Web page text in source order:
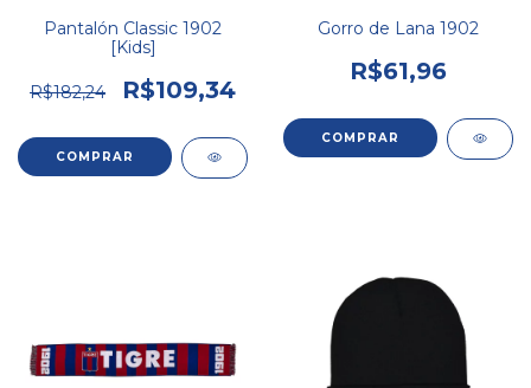
Pantalón Classic 1902
[Kids]
R$182,24 R$109,34
COMPRAR
Gorro de Lana 1902
R$61,96